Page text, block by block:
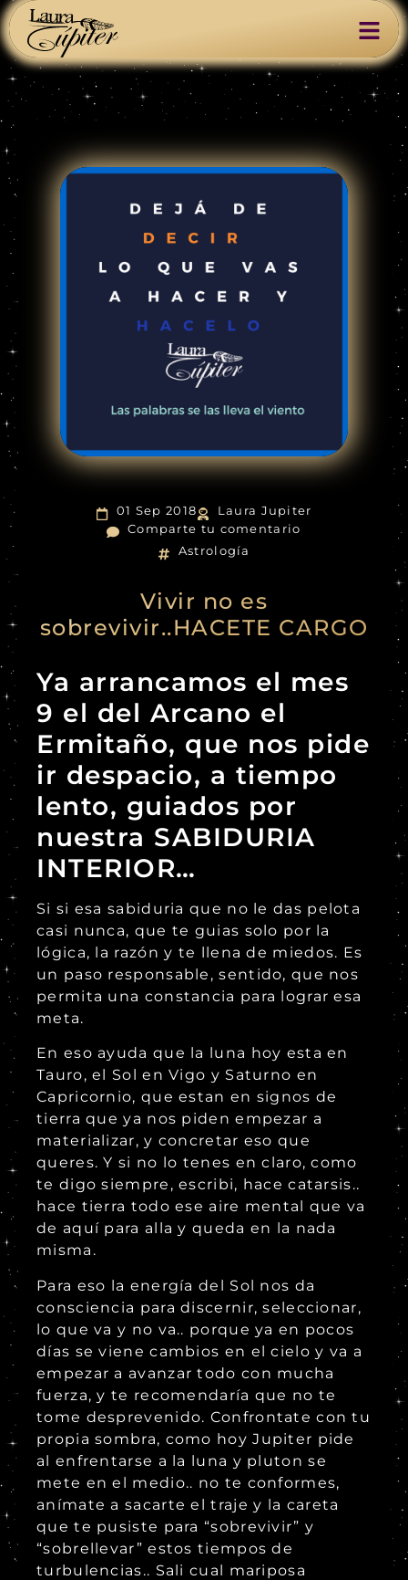
01 Sep 2018
Laura Jupiter
Comparte tu comentario
Astrología
Vivir no es
sobrevivir..HACETE CARGO
Ya arrancamos el mes
9 el del Arcano el
Ermitaño, que nos pide
ir despacio, a tiempo
lento, guiados por
nuestra SABIDURIA
INTERIOR…
Si si esa sabiduria que no le das pelota
casi nunca, que te guias solo por la
lógica, la razón y te llena de miedos. Es
un paso responsable, sentido, que nos
permita una constancia para lograr esa
meta.
En eso ayuda que la luna hoy esta en
Tauro, el Sol en Vigo y Saturno en
Capricornio, que estan en signos de
tierra que ya nos piden empezar a
materializar, y concretar eso que
queres. Y si no lo tenes en claro, como
te digo siempre, escribi, hace catarsis..
hace tierra todo ese aire mental que va
de aquí para alla y queda en la nada
misma.
Para eso la energía del Sol nos da
consciencia para discernir, seleccionar,
lo que va y no va.. porque ya en pocos
días se viene cambios en el cielo y va a
empezar a avanzar todo con mucha
fuerza, y te recomendaría que no te
tome desprevenido. Confrontate con tu
propia sombra, como hoy Jupiter pide
al enfrentarse a la luna y pluton se
mete en el medio.. no te conformes,
anímate a sacarte el traje y la careta
que te pusiste para “sobrevivir” y
“sobrellevar” estos tiempos de
turbulencias.. Sali cual mariposa